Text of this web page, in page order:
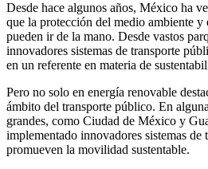
Desde hace algunos años, México ha
que la protección del medio ambiente
pueden ir de la mano. Desde vastos
innovadores sistemas de transporte
en un referente en materia de
Pero no solo en energía renovable
ámbito del transporte público. En
grandes, como Ciudad de México y
implementado innovadores sistemas de
promueven la movilidad sustentable.